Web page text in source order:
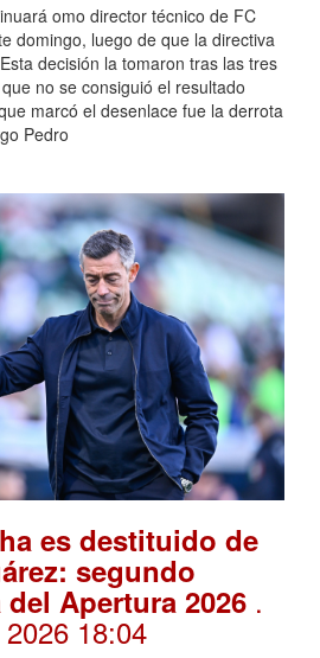
omo director técnico de FC
domingo, luego de que la directiva
decisión la tomaron tras las tres
no se consiguió el resultado
marcó el desenlace fue la derrota
Pedro
es destituido de
segundo
Apertura 2026 .
18:04